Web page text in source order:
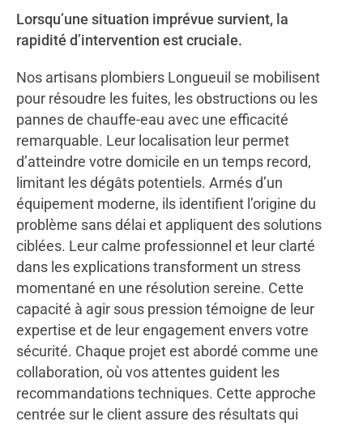
Lorsqu’une situation imprévue survient, la
rapidité d’intervention est cruciale.
Nos artisans plombiers Longueuil se mobilisent
pour résoudre les fuites, les obstructions ou les
pannes de chauffe-eau avec une efficacité
remarquable. Leur localisation leur permet
d’atteindre votre domicile en un temps record,
limitant les dégâts potentiels. Armés d’un
équipement moderne, ils identifient l’origine du
problème sans délai et appliquent des solutions
ciblées. Leur calme professionnel et leur clarté
dans les explications transforment un stress
momentané en une résolution sereine. Cette
capacité à agir sous pression témoigne de leur
expertise et de leur engagement envers votre
sécurité. Chaque projet est abordé comme une
collaboration, où vos attentes guident les
recommandations techniques. Cette approche
centrée sur le client assure des résultats qui